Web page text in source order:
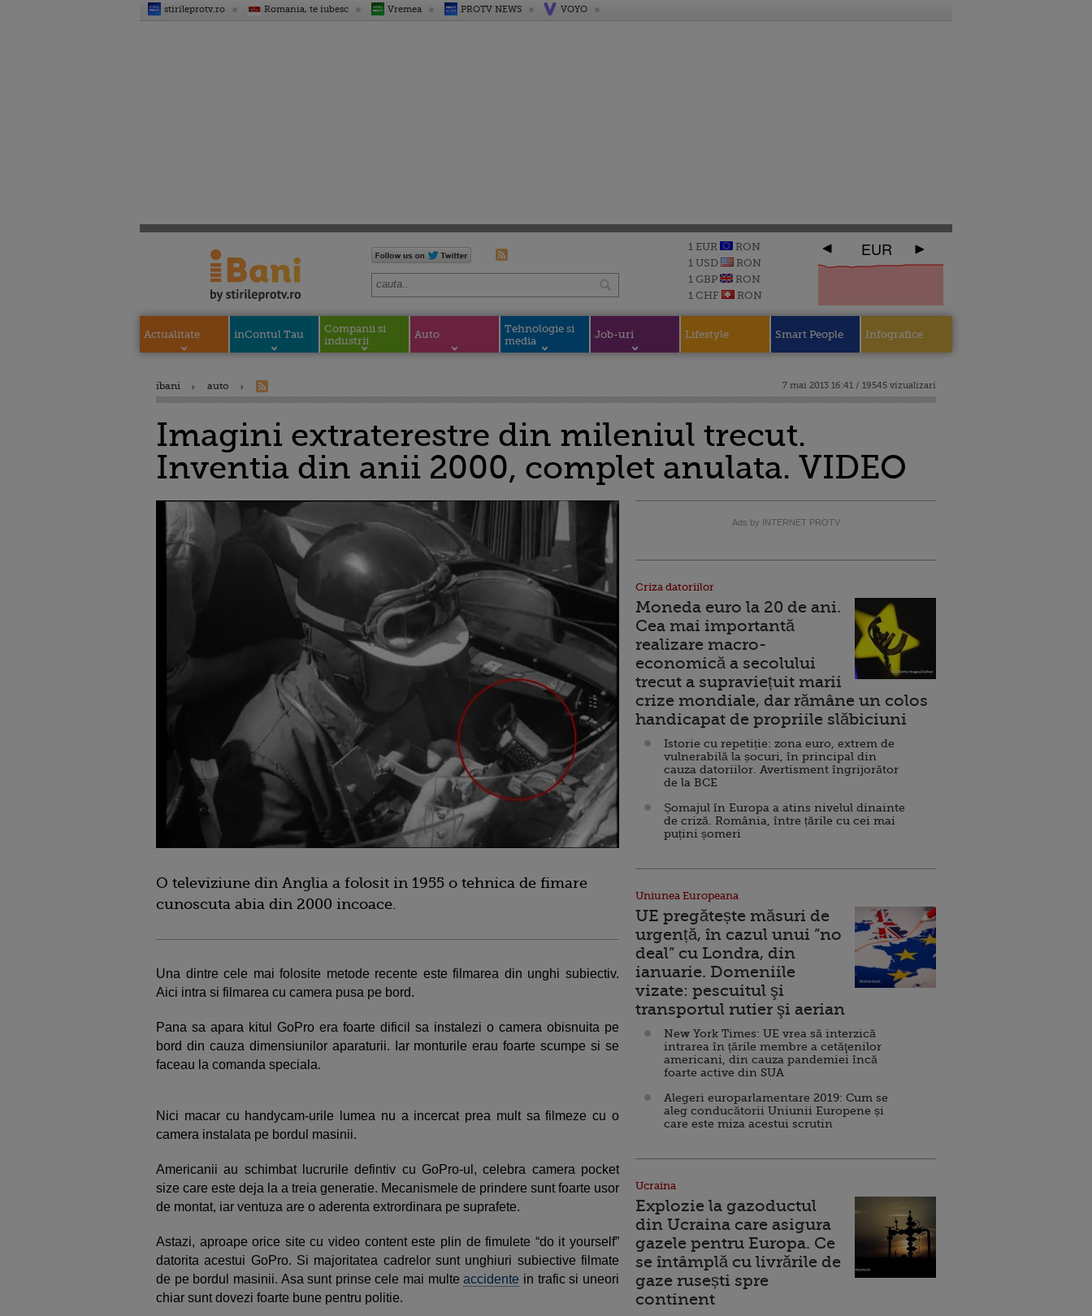
stirileprotv.ro Romania, te iubesc Vremea PROTV NEWS VOYO
1 EUR
RON
1 USD
RON
1 GBP
RON
1 CHF
RON
EUR
Actualitate inContul Tau
Companii si
industrii
Auto
Tehnologie si
media
Job-uri Lifestyle Smart People Infografice
ibani auto 7 mai 2013 16:41 / 19545 vizualizari
Imagini extraterestre din mileniul trecut.
Inventia din anii 2000, complet anulata. VIDEO
O televiziune din Anglia a folosit in 1955 o tehnica de fimare
cunoscuta abia din 2000 incoace.
Una dintre cele mai folosite metode recente este filmarea din unghi subiectiv.
Aici intra si filmarea cu camera pusa pe bord.
Pana sa apara kitul GoPro era foarte dificil sa instalezi o camera obisnuita pe
bord din cauza dimensiunilor aparaturii. Iar monturile erau foarte scumpe si se
faceau la comanda speciala.
Nici macar cu handycam-urile lumea nu a incercat prea mult sa filmeze cu o
camera instalata pe bordul masinii.
Americanii au schimbat lucrurile defintiv cu GoPro-ul, celebra camera pocket
size care este deja la a treia generatie. Mecanismele de prindere sunt foarte usor
de montat, iar ventuza are o aderenta extrordinara pe suprafete.
Astazi, aproape orice site cu video content este plin de fimulete “do it yourself”
datorita acestui GoPro. Si majoritatea cadrelor sunt unghiuri subiective filmate
de pe bordul masinii. Asa sunt prinse cele mai multeaccidente in trafic si uneori
chiar sunt dovezi foarte bune pentru politie.
Ads by INTERNET PROTV
Criza datoriilor
Moneda euro la 20 de ani.
Cea mai importantă
realizare macro-
economică a secolului
trecut a supraviețuit marii
crize mondiale, dar rămâne un colos
handicapat de propriile slăbiciuni
Istorie cu repetiție: zona euro, extrem de
vulnerabilă la șocuri, în principal din
cauza datoriilor. Avertisment îngrijorător
de la BCE
Șomajul în Europa a atins nivelul dinainte
de criză. România, între țările cu cei mai
puțini șomeri
Uniunea Europeana
UE pregătește măsuri de
urgență, în cazul unui ”no
deal” cu Londra, din
ianuarie. Domeniile
vizate: pescuitul şi
transportul rutier şi aerian
New York Times: UE vrea să interzică
intrarea în țările membre a cetăţenilor
americani, din cauza pandemiei încă
foarte active din SUA
Alegeri europarlamentare 2019: Cum se
aleg conducătorii Uniunii Europene și
care este miza acestui scrutin
Ucraina
Explozie la gazoductul
din Ucraina care asigura
gazele pentru Europa. Ce
se întâmplă cu livrările de
gaze rusești spre
continent